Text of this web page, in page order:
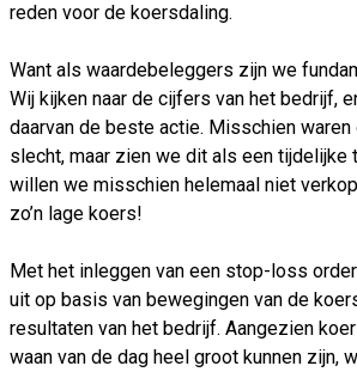
reden voor de koersdaling.
Want als waardebeleggers zijn we
Wij kijken naar de cijfers van het bedrijf,
daarvan de beste actie. Misschien
slecht, maar zien we dit als een tijdelijke
willen we misschien helemaal niet
zo’n lage koers!
Met het inleggen van een stop-loss
uit op basis van bewegingen van de
resultaten van het bedrijf. Aangezien
waan van de dag heel groot kunnen zijn,